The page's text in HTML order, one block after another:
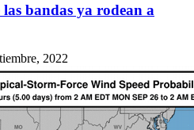
las bandas ya rodean a
2022